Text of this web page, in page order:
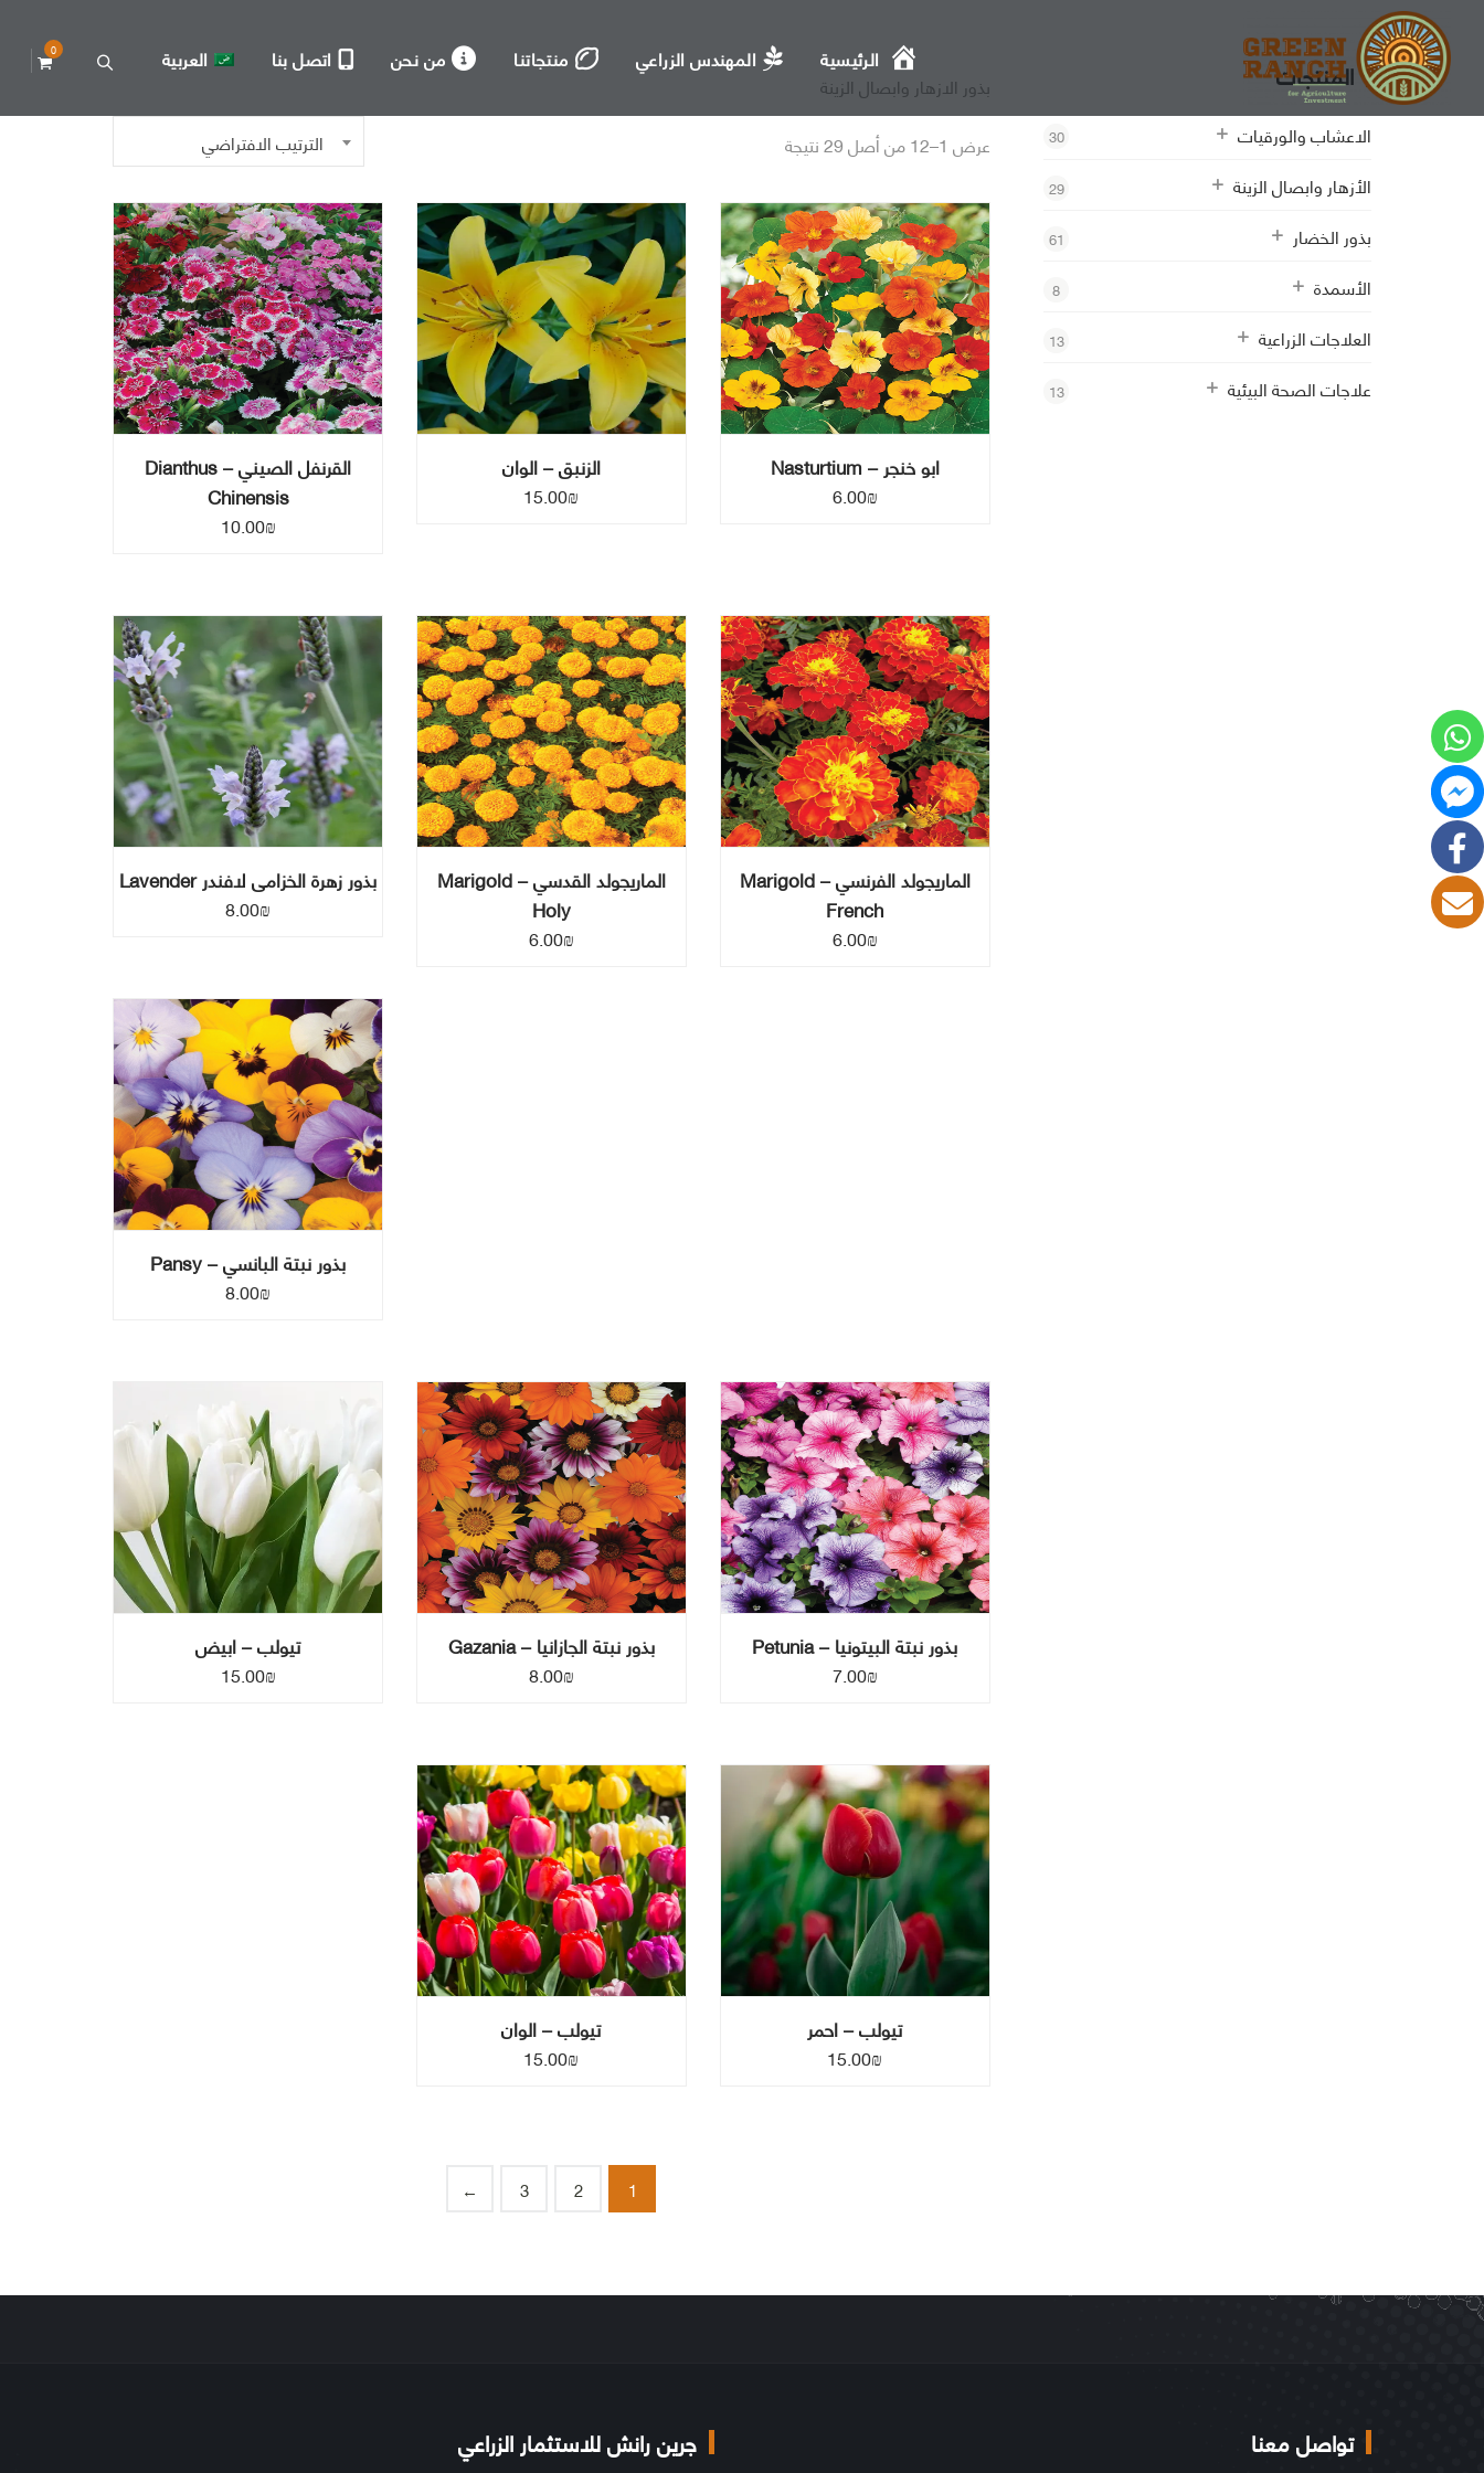
0 الرئيسية المهندس الزراعي منتجاتنا من نحن اتصل بنا
العربية
بذور الازهار وابصال الزينة
عرض 1–12 من أصل 29 نتيجة
الترتيب الافتراضي
ابو خنجر – Nasturtium
6.00₪
الزنبق – الوان
15.00₪
القرنفل الصيني – Dianthus
Chinensis
10.00₪
الماريجولد الفرنسي – Marigold
French
6.00₪
الماريجولد القدسي – Marigold
Holy
6.00₪
بذور زهرة الخزامى لافندر Lavender
8.00₪
بذور نبتة البانسي – Pansy
8.00₪
بذور نبتة البيتونيا – Petunia
7.00₪
بذور نبتة الجازانيا – Gazania
8.00₪
تيولب – ابيض
15.00₪
تيولب – احمر
15.00₪
تيولب – الوان
15.00₪
1
2
3
←
المنتجات
الاعشاب والورقيات 30
الأزهار وابصال الزينة 29
بذور الخضار 61
الأسمدة 8
العلاجات الزراعية 13
علاجات الصحة البيئية 13
جرين رانش للاستثمار الزراعي تواصل معنا